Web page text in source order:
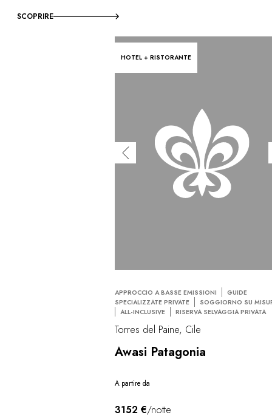
SCOPRIRE
HOTEL + RISTORANTE
APPROCCIO A BASSE EMISSIONI
GUIDE
SPECIALIZZATE PRIVATE
SOGGIORNO SU
ALL-INCLUSIVE
RISERVA SELVAGGIA PRIVATA
Torres del Paine, Cile
Awasi Patagonia
A partire da
3152 €/notte